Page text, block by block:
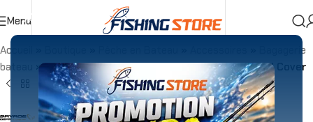
Menu
Accueil
Bagagerie
bateau
»Housse Moulinet Savage Gear Neoprene Reel Cover